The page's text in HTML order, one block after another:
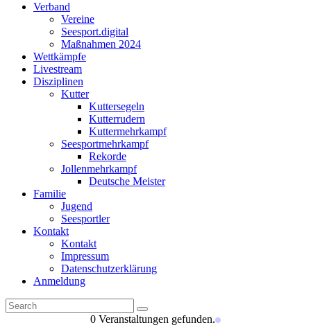
Verband
Vereine
Seesport.digital
Maßnahmen 2024
Wettkämpfe
Livestream
Disziplinen
Kutter
Kuttersegeln
Kutterrudern
Kuttermehrkampf
Seesportmehrkampf
Rekorde
Jollenmehrkampf
Deutsche Meister
Familie
Jugend
Seesportler
Kontakt
Kontakt
Impressum
Datenschutzerklärung
Anmeldung
0 Veranstaltungen gefunden.